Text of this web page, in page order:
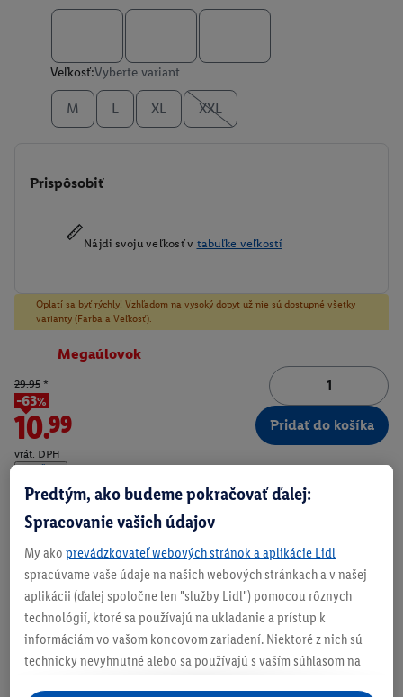
Veľkosť:Vyberte variant
M L XL XXL
Prispôsobiť
Nájdi svoju veľkosť v tabuľke veľkostí
Oplatí sa byť rýchly! Vzhľadom na vysoký dopyt už nie sú dostupné všetky
varianty (Farba a Veľkosť).
Megaúlovok
29.95 *
-63%
10.99
vrát. DPH
Doručenie
Pridať do košíka
Číslo produktu: 100399687
Zistite svoju veľkosť
Predtým, ako budeme pokračovať ďalej:
Spracovanie vašich údajov
My ako prevádzkovateľ webových stránok a aplikácie Lidl
spracúvame vaše údaje na našich webových stránkach a v našej
aplikácii (ďalej spoločne len "služby Lidl") pomocou rôznych
technológií, ktoré sa používajú na ukladanie a prístup k
informáciám vo vašom koncovom zariadení. Niektoré z nich sú
technicky nevyhnutné alebo sa používajú s vaším súhlasom na